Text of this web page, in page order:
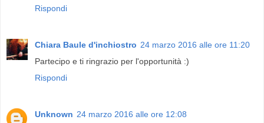
Rispondi
Chiara Baule d'inchiostro 24 marzo 2016 alle ore 11:20
Partecipo e ti ringrazio per l'opportunità :)
Rispondi
Unknown 24 marzo 2016 alle ore 12:08